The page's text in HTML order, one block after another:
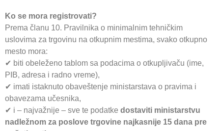
Ko se mora registrovati?
Prema članu 10. Pravilnika o minimalnim tehničkim
uslovima za trgovinu na otkupnim mestima, svako otkupno
mesto mora:
✔ biti obeleženo tablom sa podacima o otkupljivaču (ime,
PIB, adresa i radno vreme),
✔ imati istaknuto obaveštenje ministarstava o pravima i
obavezama učesnika,
✔ i – najvažnije – sve te podatke dostaviti ministarstvu
nadležnom za poslove trgovine najkasnije 15 dana pre